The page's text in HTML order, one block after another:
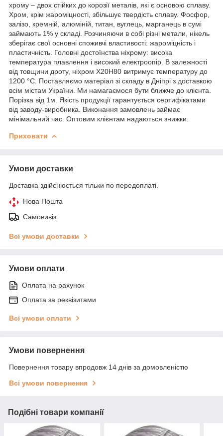
хрому – двох стійких до корозії металів, які є основою сплаву.
Хром, крім жароміцності, збільшує твердість сплаву. Фосфор,
залізо, кремній, алюміній, титан, вуглець, марганець в сумі
займають 1% у складі. Розчиняючи в собі різні метали, нікель
зберігає свої основні споживчі властивості: жароміцність і
пластичність. Головні достоїнства ніхрому: висока
температура плавлення і високий електроопір. В залежності
від товщини дроту, ніхром Х20Н80 витримує температуру до
1200 °C. Поставляємо матеріал зі складу в Дніпрі з доставкою
всім містам України. Ми намагаємося бути ближче до клієнта.
Порізка від 1м. Якість продукції гарантується сертифікатами
від заводу-виробника. Виконання замовлень займає
мінімальний час. Оптовим клієнтам надаються знижки.
Приховати
Умови доставки
Доставка здійснюється тільки по передоплаті.
Нова Пошта
Самовивіз
Всі умови доставки
Умови оплати
Оплата на рахунок
Оплата за реквізитами
Всі умови оплати
Умови повернення
Повернення товару впродовж 14 днів за домовленістю
Всі умови повернення
Подібні товари компанії